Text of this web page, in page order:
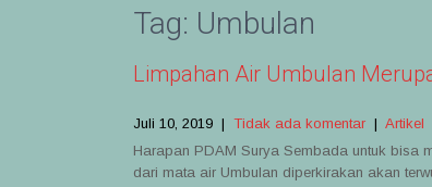
Tag: Umbulan
Limpahan Air Umbulan
Juli 10, 2019 | Tidak ada komentar | Artikel
Harapan PDAM Surya Sembada untuk bisa
dari mata air Umbulan diperkirakan akan